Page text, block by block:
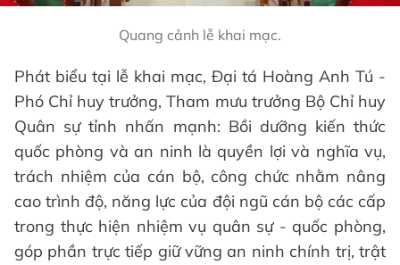
Quang cảnh lễ khai mạc.
Phát biểu tại lễ khai mạc, Đại tá Hoàng Anh Tú -
Phó Chỉ huy trưởng, Tham mưu trưởng Bộ Chỉ huy
Quân sự tỉnh nhấn mạnh: Bồi dưỡng kiến thức
quốc phòng và an ninh là quyền lợi và nghĩa vụ,
trách nhiệm của cán bộ, công chức nhằm nâng
cao trình độ, năng lực của đội ngũ cán bộ các cấp
trong thực hiện nhiệm vụ quân sự - quốc phòng,
góp phần trực tiếp giữ vững an ninh chính trị, trật